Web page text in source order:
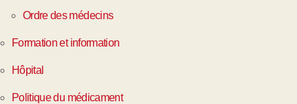
Ordre des médecins
Formation et information
Hôpital
Politique du médicament